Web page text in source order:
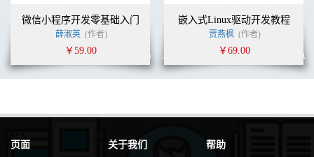
系统设计师使用的函数 93
加函数（SUM） 93
平均值（AVERAGE） 94
众数（MODE） 95
计数（COUNT）、非空统计（COUNTA）和统计唯一
长度（LEN） 97
微信小程序开发零基础入门
薛淑英 (作者)
￥59.00
嵌入式Linux驱动开发教程
贾燕枫 (作者)
￥69.00
页面 关于我们 帮助